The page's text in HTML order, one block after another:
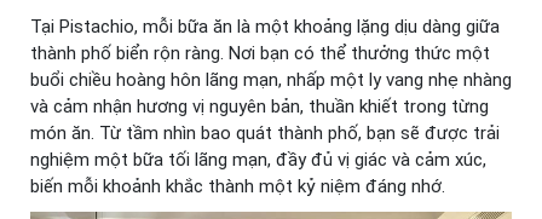
Tại Pistachio, mỗi bữa ăn là một khoảng lặng dịu dàng giữa
thành phố biển rộn ràng. Nơi bạn có thể thưởng thức một
buổi chiều hoàng hôn lãng mạn, nhấp một ly vang nhẹ nhàng
và cảm nhận hương vị nguyên bản, thuần khiết trong từng
món ăn. Từ tầm nhìn bao quát thành phố, bạn sẽ được trải
nghiệm một bữa tối lãng mạn, đầy đủ vị giác và cảm xúc,
biến mỗi khoảnh khắc thành một kỷ niệm đáng nhớ.